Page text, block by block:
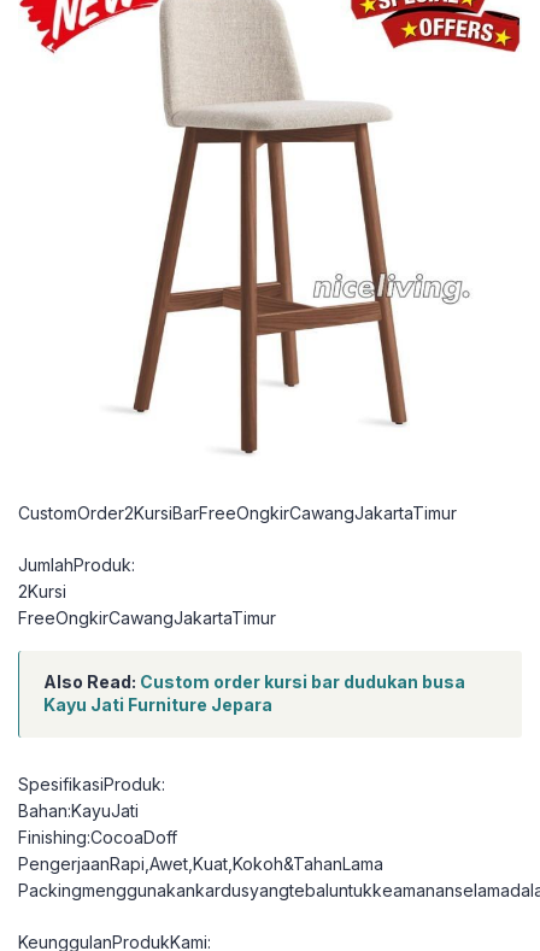
CustomOrder2KursiBarFreeOngkirCawangJakartaTimur
JumlahProduk:
2Kursi
FreeOngkirCawangJakartaTimur
Also Read: Custom order kursi bar dudukan busa
Kayu Jati Furniture Jepara
SpesifikasiProduk:
Bahan:KayuJati
Finishing:CocoaDoff
PengerjaanRapi,Awet,Kuat,Kokoh&TahanLama
KeunggulanProdukKami: